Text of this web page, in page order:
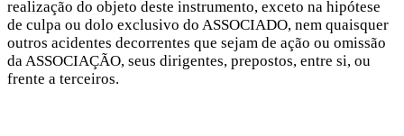
realização do objeto deste instrumento, exceto na hipótese
de culpa ou dolo exclusivo do ASSOCIADO, nem quaisquer
outros acidentes decorrentes que sejam de ação ou omissão
da ASSOCIAÇÃO, seus dirigentes, prepostos, entre si, ou
frente a terceiros.